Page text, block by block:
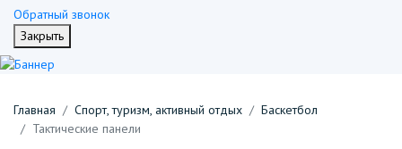
Обратный звонок
Закрыть
Главная Спорт, туризм, активный отдых
Баскетбол
Тактические панели